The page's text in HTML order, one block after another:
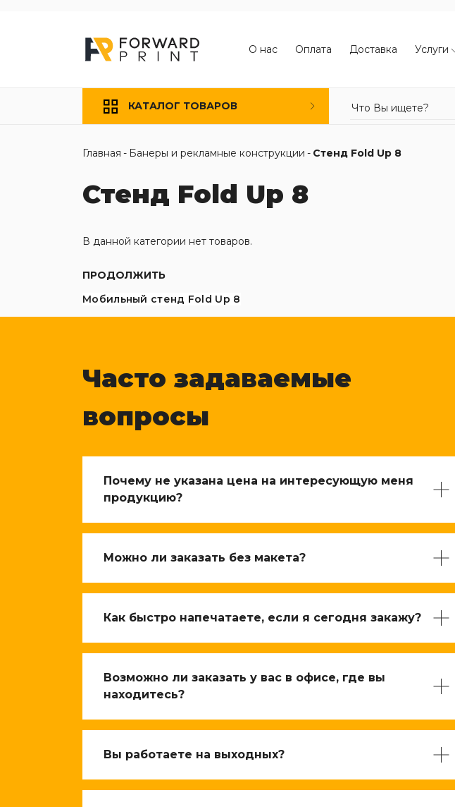
О нас Оплата Доставка Услуги
КАТАЛОГ ТОВАРОВ
Главная - Банеры и рекламные конструкции - Стенд Fold Up 8
Стенд Fold Up 8
В данной категории нет товаров.
ПРОДОЛЖИТЬ
Мобильный стенд Fold Up 8
Часто задаваемые
вопросы
Почему не указана цена на интересующую меня
продукцию?
Можно ли заказать без макета?
Как быстро напечатаете, если я сегодня закажу?
Возможно ли заказать у вас в офисе, где вы
находитесь?
Вы работаете на выходных?